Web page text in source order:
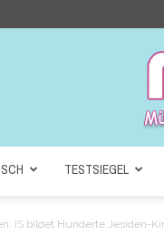
TESTSIEGEL
IS bildet Hunderte Jesiden-